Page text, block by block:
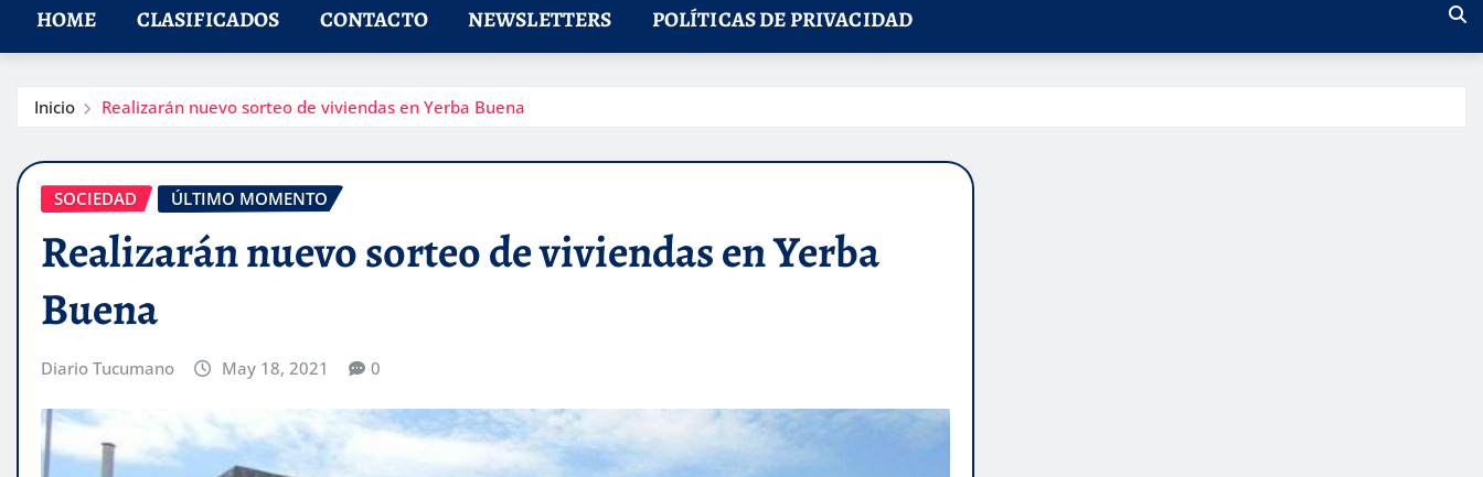
HOME CLASIFICADOS CONTACTO NEWSLETTERS POLÍTICAS DE PRIVACIDAD
Inicio Realizarán nuevo sorteo de viviendas en Yerba Buena
SOCIEDAD ÚLTIMO MOMENTO
Realizarán nuevo sorteo de viviendas en Yerba
Buena
Diario Tucumano May 18, 2021 0